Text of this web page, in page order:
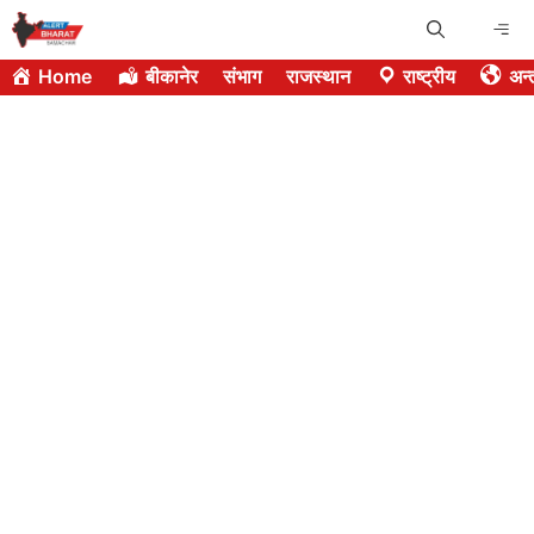
Skip
to
content
Home बीकानेर संभाग राजस्थान राष्ट्रीय